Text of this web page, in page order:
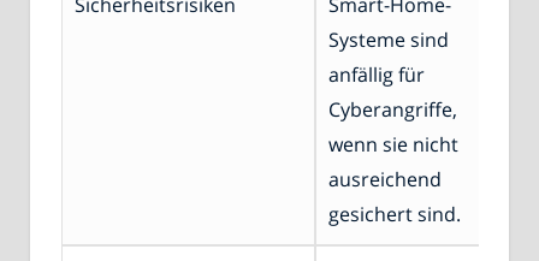
Systeme sind
anfällig für
Cyberangriffe,
wenn sie nicht
ausreichend
gesichert sind.